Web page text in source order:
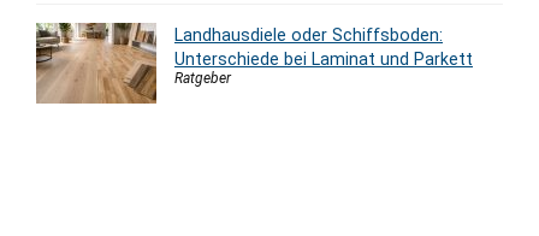
Landhausdiele oder Schiffsboden:
Unterschiede bei Laminat und Parkett
Ratgeber